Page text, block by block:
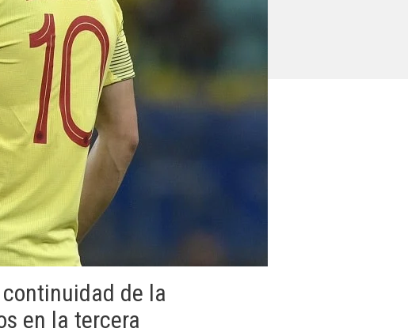
de la
en la tercera